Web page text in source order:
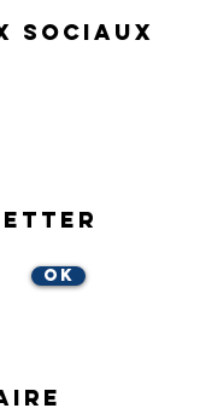
sociaux
OK